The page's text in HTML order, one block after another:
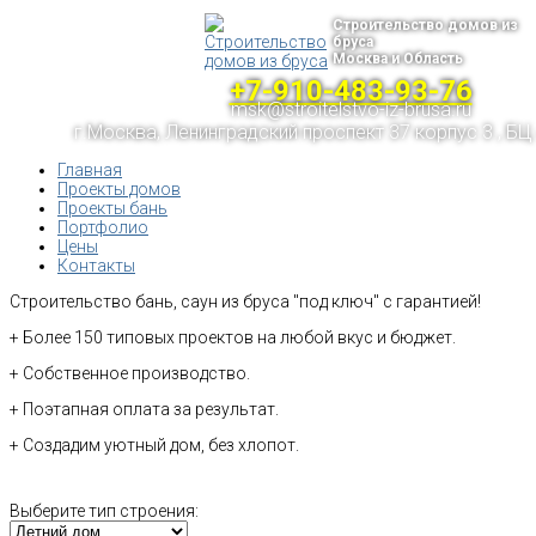
Строительство домов из
бруса
Москва и Область
+7-910-483-93-76
msk@stroitelstvo-iz-brusa.ru
г.Москва, Ленинградский проспект 37 корпус 3 , БЦ
Главная
Проекты домов
Проекты бань
Портфолио
Цены
Контакты
Строительство бань, саун из бруса "под ключ" с гарантией!
+ Более 150 типовых проектов на любой вкус и бюджет.
+ Собственное производство.
+ Поэтапная оплата за результат.
+ Создадим уютный дом, без хлопот.
Выберите тип строения: